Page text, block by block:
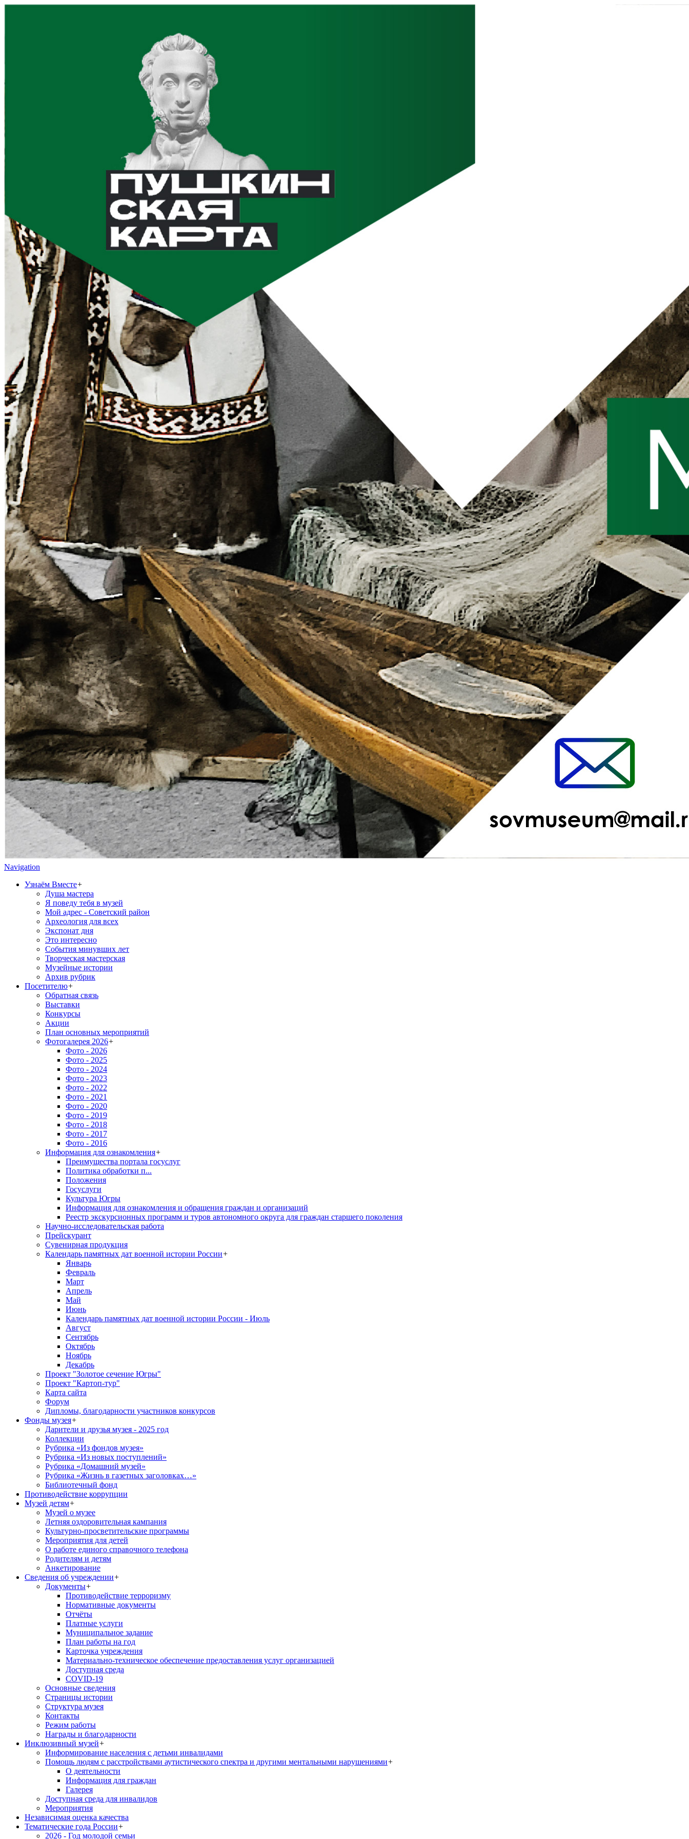
Navigation
Узнаём Вместе+
Душа мастера
Я поведу тебя в музей
Мой адрес - Советский район
Археология для всех
Экспонат дня
Это интересно
События минувших лет
Творческая мастерская
Музейные истории
Архив рубрик
Посетителю+
Обратная связь
Выставки
Конкурсы
Акции
План основных мероприятий
Фотогалерея 2026+
Фото - 2026
Фото - 2025
Фото - 2024
Фото - 2023
Фото - 2022
Фото - 2021
Фото - 2020
Фото - 2019
Фото - 2018
Фото - 2017
Фото - 2016
Информация для ознакомления+
Преимущества портала госуслуг
Политика обработки п...
Положения
Госуслуги
Культура Югры
Информация для ознакомления и обращения граждан и организаций
Реестр экскурсионных программ и туров автономного округа для граждан старшего поколения
Научно-исследовательская работа
Прейскурант
Сувенирная продукция
Календарь памятных дат военной истории России+
Январь
Февраль
Март
Апрель
Май
Июнь
Календарь памятных дат военной истории России - Июль
Август
Сентябрь
Октябрь
Ноябрь
Декабрь
Проект "Золотое сечение Югры"
Проект "Картоп-тур"
Карта сайта
Форум
Дипломы, благодарности участников конкурсов
Фонды музея+
Дарители и друзья музея - 2025 год
Коллекции
Рубрика «Из фондов музея»
Рубрика «Из новых поступлений»
Рубрика «Домашний музей»
Рубрика «Жизнь в газетных заголовках…»
Библиотечный фонд
Противодействие коррупции
Музей детям+
Музей о музее
Летняя оздоровительная кампания
Культурно-просветительские программы
Мероприятия для детей
О работе единого справочного телефона
Родителям и детям
Анкетирование
Сведения об учреждении+
Документы+
Противодействие терроризму
Нормативные документы
Отчёты
Платные услуги
Муниципальное задание
План работы на год
Карточка учреждения
Материально-техническое обеспечение предоставления услуг организацией
Доступная среда
COVID-19
Основные сведения
Страницы истории
Структура музея
Контакты
Режим работы
Награды и благодарности
Инклюзивный музей+
Информирование населения с детьми инвалидами
Помощь людям с расстройствами аутистического спектра и другими ментальными нарушениями+
О деятельности
Информация для граждан
Галерея
Доступная среда для инвалидов
Мероприятия
Независимая оценка качества
Тематические года России+
2026 - Год молодой семьи